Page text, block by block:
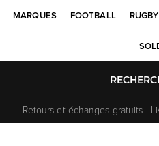
MARQUES FOOTBALL RUGBY
Retours et échanges gratuits |